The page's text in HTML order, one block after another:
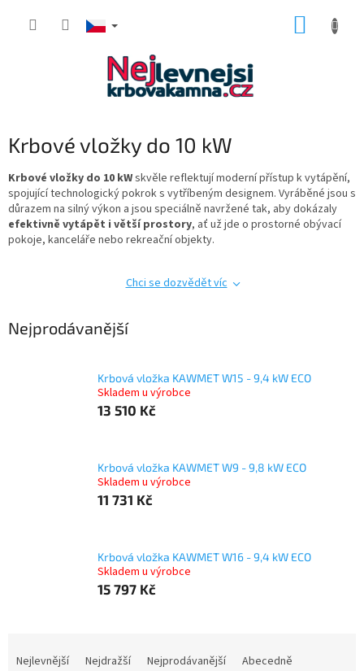
Krbové vložky do 10 kW
Krbové vložky do 10 kWskvěle reflektují moderní přístup k vytápění,
spojující technologický pokrok s vytříbeným designem. Vyráběné jsou s
důrazem na silný výkon a jsou speciálně navržené tak, aby dokázaly
efektivně vytápět i větší prostory, ať už jde o prostorné obývací
pokoje, kanceláře nebo rekreační objekty.
Chci se dozvědět víc
Nejprodávanější
Krbová vložka KAWMET W15 - 9,4 kW ECO
Skladem u výrobce
13 510 Kč
Krbová vložka KAWMET W9 - 9,8 kW ECO
Skladem u výrobce
11 731 Kč
Krbová vložka KAWMET W16 - 9,4 kW ECO
Skladem u výrobce
15 797 Kč
Nejlevnější Nejdražší Nejprodávanější Abecedně